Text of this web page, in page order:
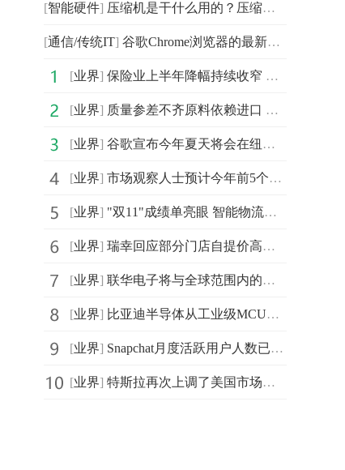
[智能硬件] 压缩机是干什么用的？压缩机种类有哪些？压缩机优缺点分
[通信/传统IT] 谷歌Chrome浏览器的最新Canary版本110.0.5418.0增加一个新功能
[业界] 保险业上半年降幅持续收窄 保费增速有望改善
[业界] 质量参差不齐原料依赖进口 化妆品行业难题怎么破？
[业界] 谷歌宣布今年夏天将会在纽约开设第一家实体零售商店Googl
[业界] 市场观察人士预计今年前5个月国内5G手机将出货超过1亿部
[业界] "双11"成绩单亮眼 智能物流骨干网还要面临更大的考验
[业界] 瑞幸回应部分门店自提价高于外送：可能不是同一门店
[业界] 联华电子将与全球范围内的多家客户携手 扩充12A厂产能
[业界] 比亚迪半导体从工业级MCU跨越延伸到车规级MCU
[业界] Snapchat月度活跃用户人数已达5亿人 达到新里程碑
[业界] 特斯拉再次上调了美国市场三款电动汽车的售价